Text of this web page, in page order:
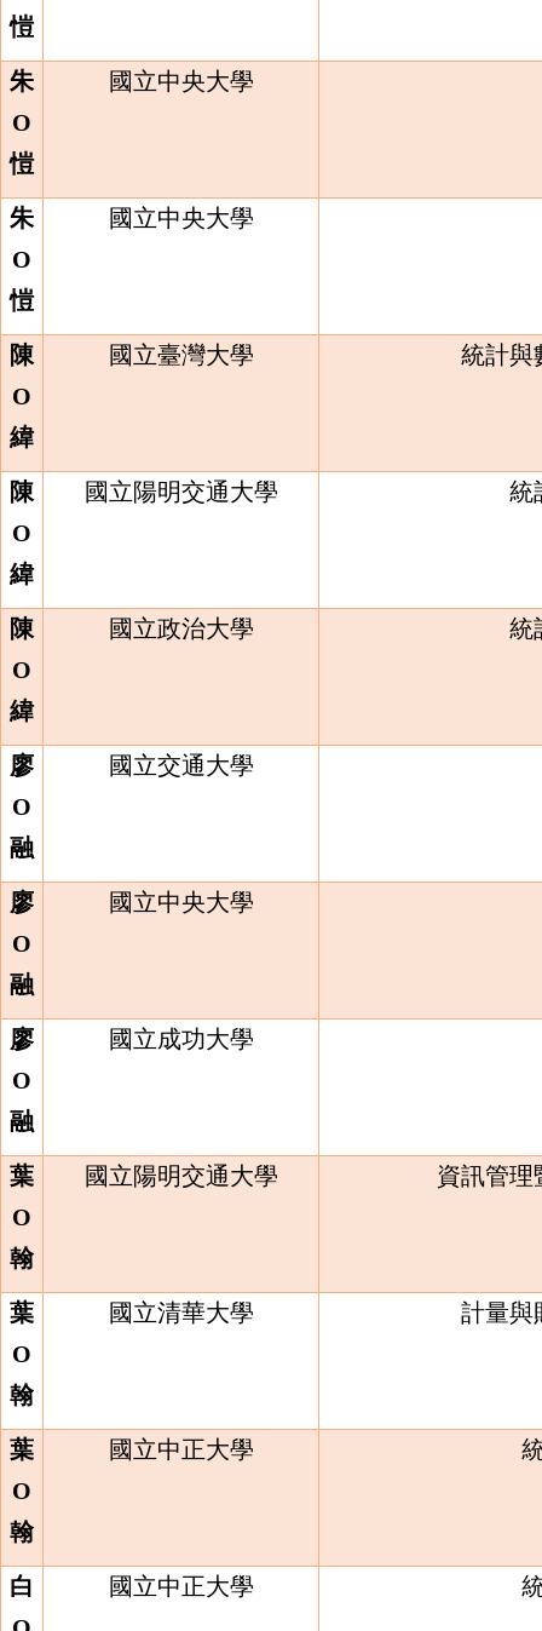
愷
朱
O
愷
國立中央大學
朱
O
愷
國立中央大學
陳
O
緯
國立臺灣大學 統計與
陳
O
緯
國立陽明交通大學 統
陳
O
緯
國立政治大學 統
廖
O
融
國立交通大學
廖
O
融
國立中央大學
廖
O
融
國立成功大學
葉
O
翰
國立陽明交通大學 資訊管理
葉
O
翰
國立清華大學 計量與
葉
O
翰
國立中正大學
白
國立中正大學